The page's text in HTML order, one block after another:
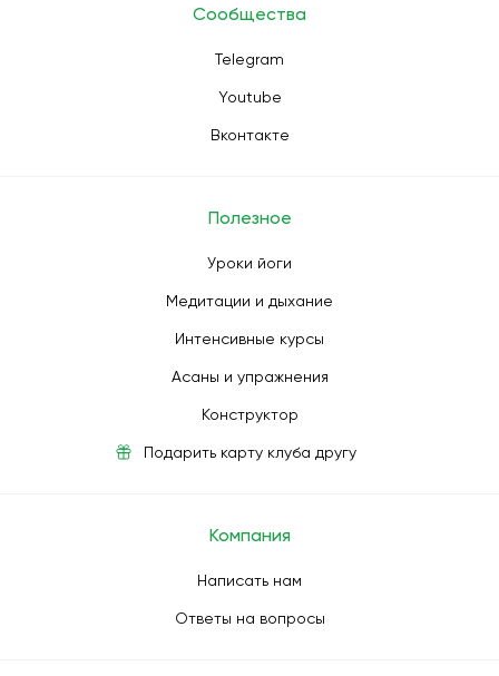
Сообщества
Telegram
Youtube
Вконтакте
Полезное
Уроки йоги
Медитации и дыхание
Интенсивные курсы
Асаны и упражнения
Конструктор
Подарить карту клуба другу
Компания
Написать нам
Ответы на вопросы